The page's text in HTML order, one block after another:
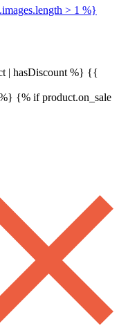
> 1 %}
| hasDiscount %} {{
{% if product.on_sale